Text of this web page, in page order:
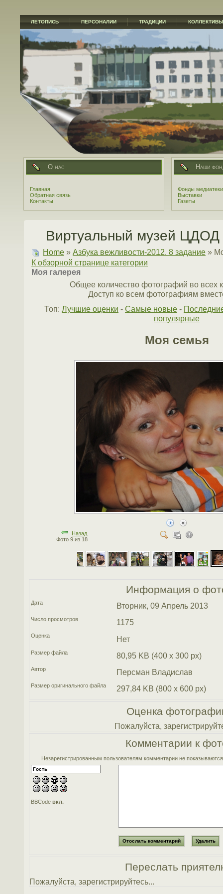
ЛЕТОПИСЬ ПЕРСОНАЛИИ ТРАДИЦИИ КОЛЛЕКТИВЫ
О нас
Главная
Обратная связь
Контакты
Наши
Фонды медиатеки
Выставки
Газеты
Виртуальный музей ЦДОД
Home » Азбука вежливости-2012. 8 задание »
К обзорной странице категории
Моя галерея
Общее количество фотографий во всех
Доступ ко всем фотографиям
Топ: Лучшие оценки - Самые новые -
популярные
Моя семья
Назад
Фото 9 из 18
Информация о
Дата Вторник, 09 Апрель 2013
Число просмотров 1175
Оценка Нет
Размер файла 80,95 KB (400 x 300 px)
Автор Персман Владислав
Размер оригинального файла 297,84 KB (800 x 600 px)
Оценка
Пожалуйста,
Комментарии к
Незарегистрированным пользователям комментарии не
BBCodeвкл.
Переслать
Пожалуйста, зарегистрируйтесь...